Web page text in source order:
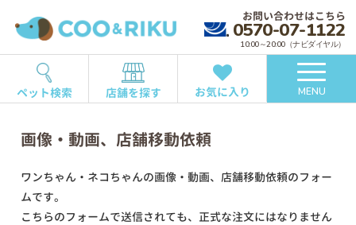
お問い合わせはこちら
0570-07-1122
10:00～20:00（ナビダイヤル）
ペット検索 店舗を探す お気に入り MENU
画像・動画、店舗移動依頼
ワンちゃん・ネコちゃんの画像・動画、店舗移動依頼のフォー
ムです。
こちらのフォームで送信されても、正式な注文にはなりません